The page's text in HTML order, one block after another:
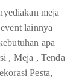
meja
lainnya
apa
, Meja , Tenda
Pesta,